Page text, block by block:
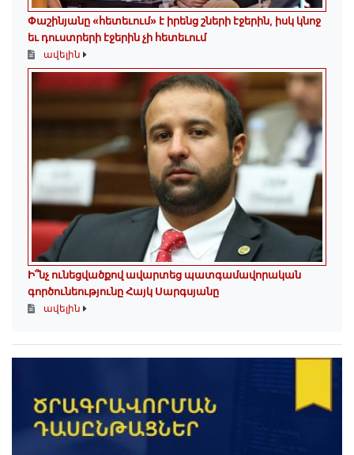
Փաշինյանը «հետեւում» է իրենց շների էջերին, իսկ կնոջ
եւ դուստրերի էջերին չի հետեւում
ավելին
Ի՞նչ ունեցվածքով ավարտեց պատգամավորական
գործունեությունը Հայկ Սարգսյանը
ավելին